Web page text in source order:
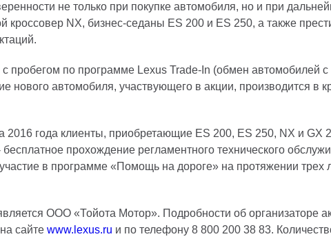
не только при покупке автомобиля, но и при
кроссовер NX, бизнес-седаны ES 200 и ES 250, а также
пробегом по программе Lexus Trade-In (обмен автомобилей
нового автомобиля, участвующего в акции, производится в
2016 года клиенты, приобретающие ES 200, ES 250, NX и
прохождение регламентного технического
в программе «Помощь на дороге» на протяжении
ООО «Тойота Мотор». Подробности об организаторе
сайте www.lexus.ru и по телефону 8 800 200 38 83.